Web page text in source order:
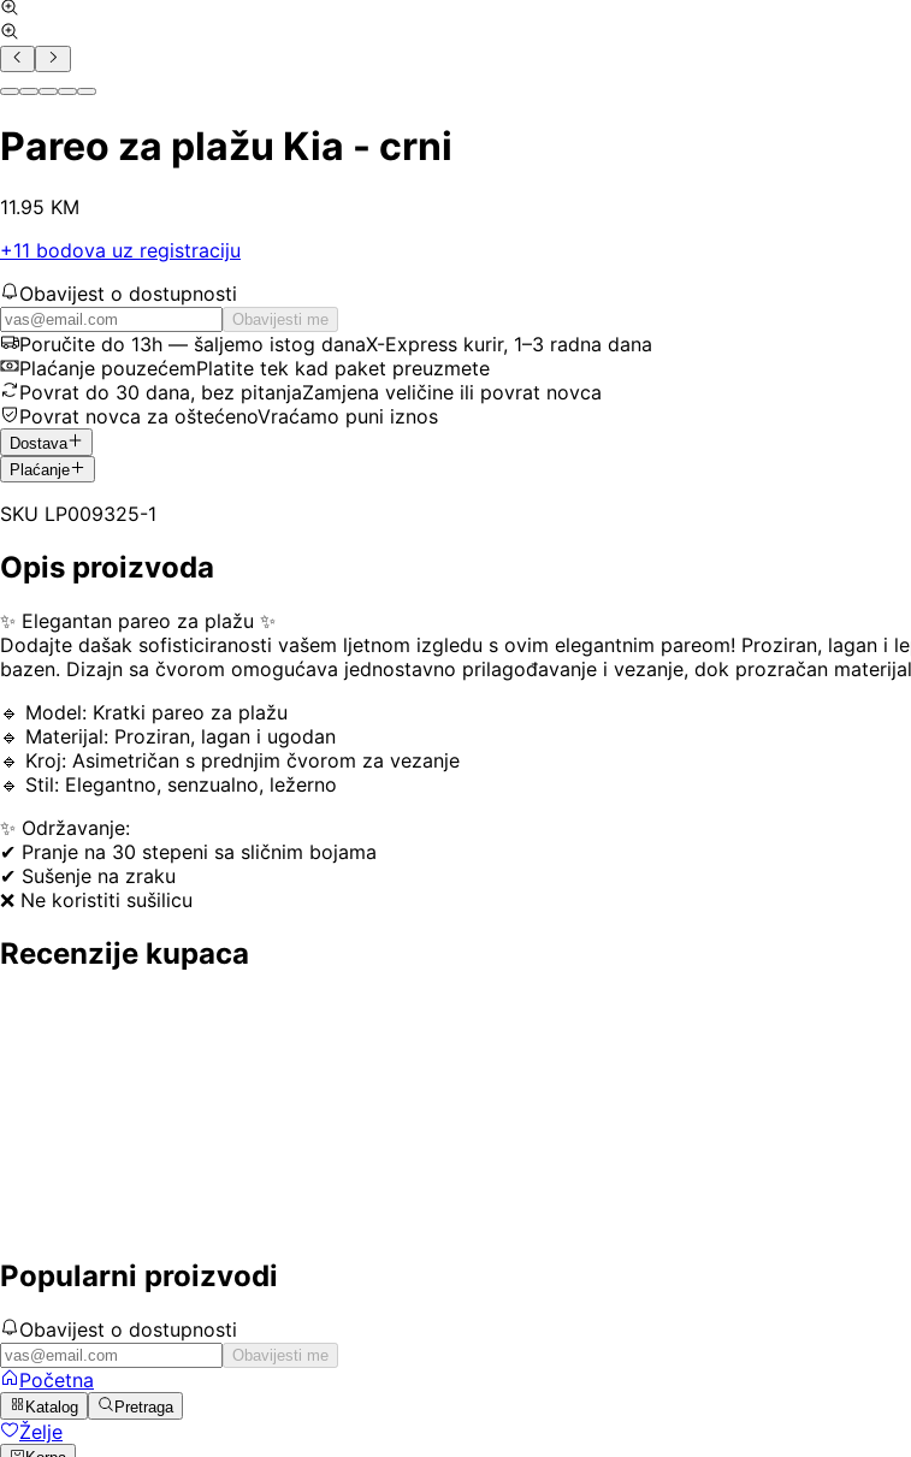
Pareo za plažu Kia - crni
11.95 KM
+11 bodova uz registraciju
Obavijest o dostupnosti
Obavijesti me
Poručite do 13h — šaljemo istog danaX-Express kurir, 1–3 radna dana
Plaćanje pouzećemPlatite tek kad paket preuzmete
Povrat do 30 dana, bez pitanjaZamjena veličine ili povrat novca
Povrat novca za oštećenoVraćamo puni iznos
Dostava
Plaćanje
SKU LP009325-1
Opis proizvoda
✨ Elegantan pareo za plažu ✨
Dodajte dašak sofisticiranosti vašem ljetnom izgledu s ovim elegantnim pareom! Proziran, lagan i
bazen. Dizajn sa čvorom omogućava jednostavno prilagođavanje i vezanje, dok prozračan
🔹 Model: Kratki pareo za plažu
🔹 Materijal: Proziran, lagan i ugodan
🔹 Kroj: Asimetričan s prednjim čvorom za vezanje
🔹 Stil: Elegantno, senzualno, ležerno
✨ Održavanje:
✔ Pranje na 30 stepeni sa sličnim bojama
✔ Sušenje na zraku
❌ Ne koristiti sušilicu
Recenzije kupaca
Popularni proizvodi
Obavijest o dostupnosti
Obavijesti me
Početna
Katalog Pretraga
Želje